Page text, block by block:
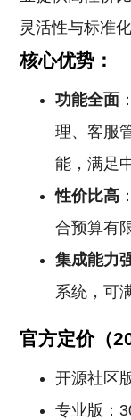
灵活性与标准化
核心优势：
功能全面
理、客服
能，满足
性价比高
合预算有
集成能力
系统，可
官方定价（
开源社区
专业版：